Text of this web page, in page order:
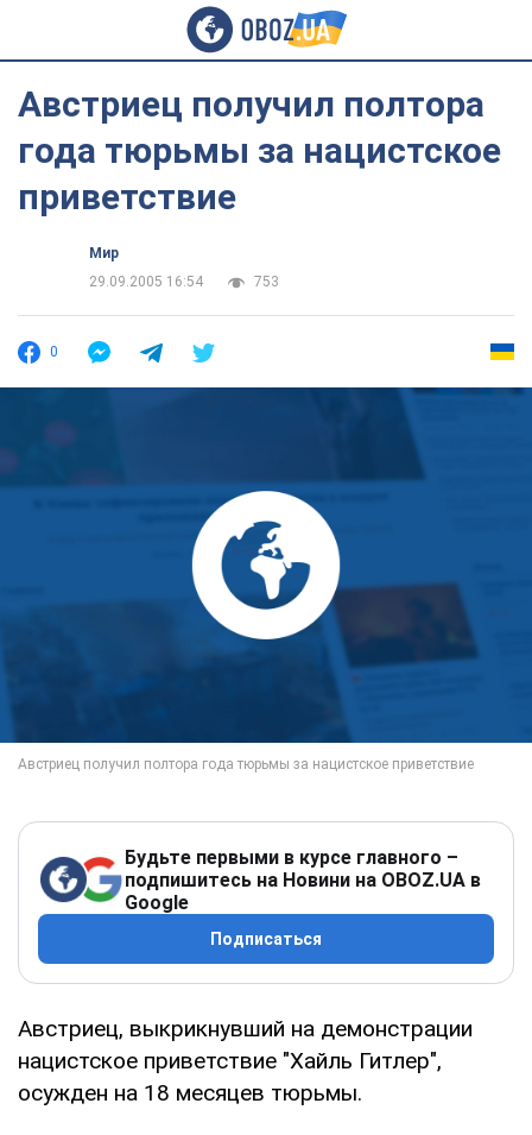
Австриец получил полтора
года тюрьмы за нацистское
приветствие
Мир
29.09.2005 16:54
753
0
Будьте первыми в курсе главного –
подпишитесь на Новини на OBOZ.UA в
Google
Подписаться
Австриец, выкрикнувший на демонстрации
нацистское приветствие "Хайль Гитлер",
осужден на 18 месяцев тюрьмы.